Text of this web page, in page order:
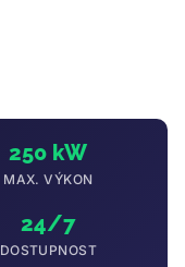
250 kW
MAX. VÝKON
24/7
DOSTUPNOST